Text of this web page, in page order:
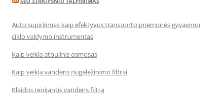
Auto supirkimas kaip efektyvus transporto priemonės gyvavimo
ciklo valdymo instrumentas
Kaip veikia atbulinis osmosas
Kaip veikia vandens nugeležinimo filtrai
Klaidos renkantis vandens filtrą